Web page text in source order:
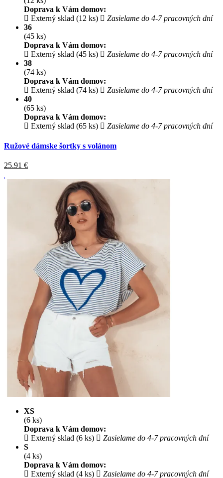
Doprava k Vám domov:
Externý sklad (12 ks)
Zasielame do 4-7 pracovných dní
36
(45 ks)
Doprava k Vám domov:
Externý sklad (45 ks)
Zasielame do 4-7 pracovných dní
38
(74 ks)
Doprava k Vám domov:
Externý sklad (74 ks)
Zasielame do 4-7 pracovných dní
40
(65 ks)
Doprava k Vám domov:
Externý sklad (65 ks)
Zasielame do 4-7 pracovných dní
Ružové dámske šortky s volánom
25.91 €
XS
(6 ks)
Doprava k Vám domov:
Externý sklad (6 ks)
Zasielame do 4-7 pracovných dní
S
(4 ks)
Doprava k Vám domov:
Externý sklad (4 ks)
Zasielame do 4-7 pracovných dní